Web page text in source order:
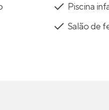
Piscina
Salão de